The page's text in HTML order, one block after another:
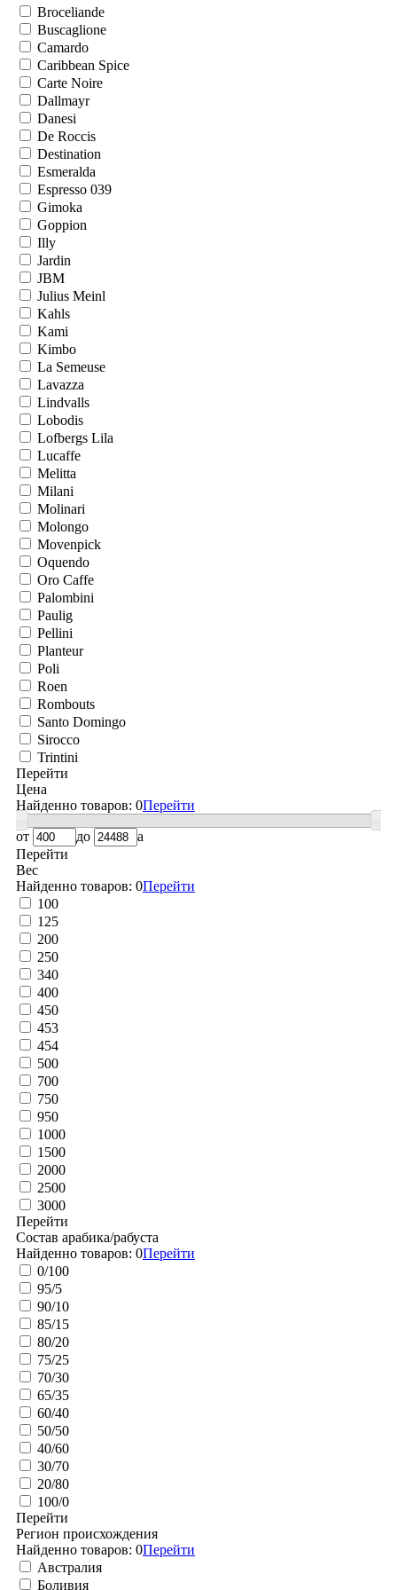
Broceliande
Buscaglione
Camardo
Caribbean Spice
Carte Noire
Dallmayr
Danesi
De Roccis
Destination
Esmeralda
Espresso 039
Gimoka
Goppion
Illy
Jardin
JBM
Julius Meinl
Kahls
Kami
Kimbo
La Semeuse
Lavazza
Lindvalls
Lobodis
Lofbergs Lila
Lucaffe
Melitta
Milani
Molinari
Molongo
Movenpick
Oquendo
Oro Caffe
Palombini
Paulig
Pellini
Planteur
Poli
Roen
Rombouts
Santo Domingo
Sirocco
Trintini
Перейти
Цена
Найденно товаров: 0Перейти
от до
a
Перейти
Вес
Найденно товаров: 0Перейти
100
125
200
250
340
400
450
453
454
500
700
750
950
1000
1500
2000
2500
3000
Перейти
Состав арабика/рабуста
Найденно товаров: 0Перейти
0/100
95/5
90/10
85/15
80/20
75/25
70/30
65/35
60/40
50/50
40/60
30/70
20/80
100/0
Перейти
Регион происхождения
Найденно товаров: 0Перейти
Австралия
Боливия